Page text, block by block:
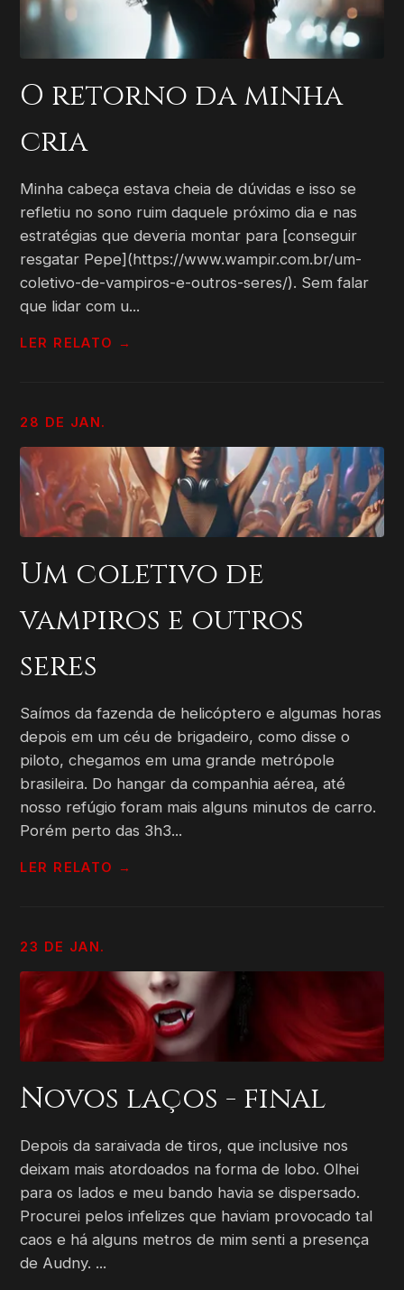
O retorno da minha
cria
Minha cabeça estava cheia de dúvidas e isso se
refletiu no sono ruim daquele próximo dia e nas
estratégias que deveria montar para [conseguir
resgatar Pepe](https://www.wampir.com.br/um-
coletivo-de-vampiros-e-outros-seres/). Sem falar
que lidar com u...
LER RELATO →
28 DE JAN.
Um coletivo de
vampiros e outros
seres
Saímos da fazenda de helicóptero e algumas horas
depois em um céu de brigadeiro, como disse o
piloto, chegamos em uma grande metrópole
brasileira. Do hangar da companhia aérea, até
nosso refúgio foram mais alguns minutos de carro.
Porém perto das 3h3...
LER RELATO →
23 DE JAN.
Novos laços - final
Depois da saraivada de tiros, que inclusive nos
deixam mais atordoados na forma de lobo. Olhei
para os lados e meu bando havia se dispersado.
Procurei pelos infelizes que haviam provocado tal
caos e há alguns metros de mim senti a presença
de Audny. ...